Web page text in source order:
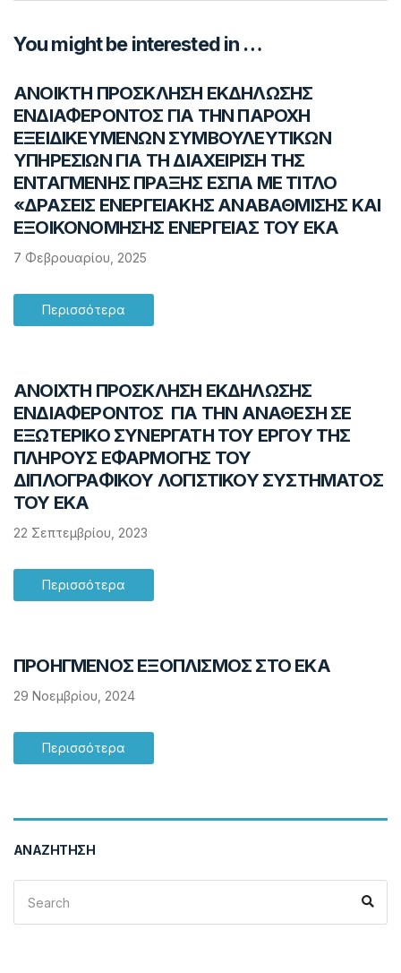
You might be interested in …
ΑΝΟΙΚΤΗ ΠΡΟΣΚΛΗΣΗ ΕΚΔΗΛΩΣΗΣ
ΕΝΔΙΑΦΕΡΟΝΤΟΣ ΓΙΑ ΤΗΝ ΠΑΡΟΧΗ
ΕΞΕΙΔΙΚΕΥΜΕΝΩΝ ΣΥΜΒΟΥΛΕΥΤΙΚΩΝ
ΥΠΗΡΕΣΙΩΝ ΓΙΑ ΤΗ ΔΙΑΧΕΙΡΙΣΗ ΤΗΣ
ΕΝΤΑΓΜΕΝΗΣ ΠΡΑΞΗΣ ΕΣΠΑ ΜΕ ΤΙΤΛΟ
«ΔΡΑΣΕΙΣ ΕΝΕΡΓΕΙΑΚΗΣ ΑΝΑΒΑΘΜΙΣΗΣ ΚΑΙ
ΕΞΟΙΚΟΝΟΜΗΣΗΣ ΕΝΕΡΓΕΙΑΣ ΤΟΥ ΕΚΑ
7 Φεβρουαρίου, 2025
Περισσότερα
ANOIXTH ΠΡΟΣΚΛΗΣΗ ΕΚΔΗΛΩΣΗΣ
ΕΝΔΙΑΦΕΡΟΝΤΟΣ ΓΙΑ ΤΗΝ ΑΝΑΘΕΣΗ ΣΕ
ΕΞΩΤΕΡΙΚΟ ΣΥΝΕΡΓΑΤΗ ΤΟΥ ΕΡΓΟΥ ΤΗΣ
ΠΛΗΡΟΥΣ ΕΦΑΡΜΟΓΗΣ ΤΟΥ
ΔΙΠΛΟΓΡΑΦΙΚΟΥ ΛΟΓΙΣΤΙΚΟΥ ΣΥΣΤΗΜΑΤΟΣ
ΤΟΥ ΕΚΑ
22 Σεπτεμβρίου, 2023
Περισσότερα
ΠΡΟΗΓΜΕΝΟΣ ΕΞΟΠΛΙΣΜΟΣ ΣΤΟ ΕΚΑ
29 Νοεμβρίου, 2024
Περισσότερα
ΑΝΑΖΉΤΗΣΗ
for: